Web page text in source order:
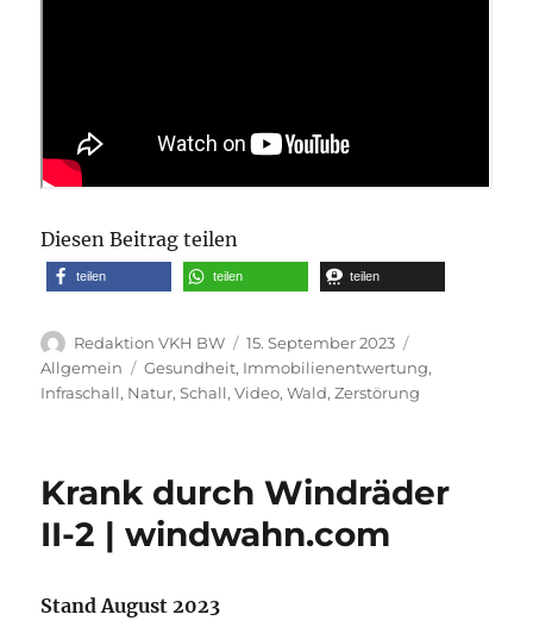
Diesen Beitrag teilen
teilen teilen teilen
Autor
Redaktion VKH BW
Veröffentlicht
am
15. September 2023
Allgemein
Schlagwörter
Gesundheit, Immobilienentwertung,
Infraschall, Natur,Schall,Video,Wald,Zerstörung
Krank durch Windräder
II-2 | windwahn.com
Stand August 2023